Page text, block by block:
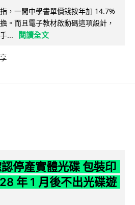
，一間中學書單價錢按年加 14.7%
。而且電子教材啟動碼這項設計，
...
閱讀全文
停產實體光碟 包裝印
年 1 月後不出光碟遊